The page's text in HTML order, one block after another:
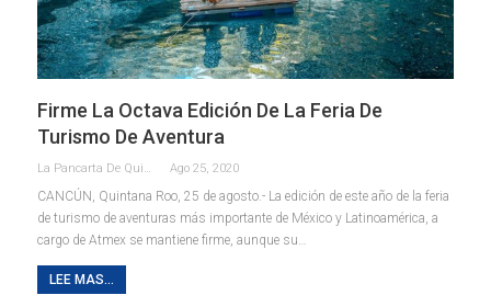
Firme La Octava Edición De La Feria De
Turismo De Aventura
La Pancarta De Quintana Roo Ago 25, 2020
CANCÚN, Quintana Roo, 25 de agosto.- La edición de este año de la feria
de turismo de aventuras más importante de México y Latinoamérica, a
cargo de Atmex se mantiene firme, aunque su…
LEE MAS...